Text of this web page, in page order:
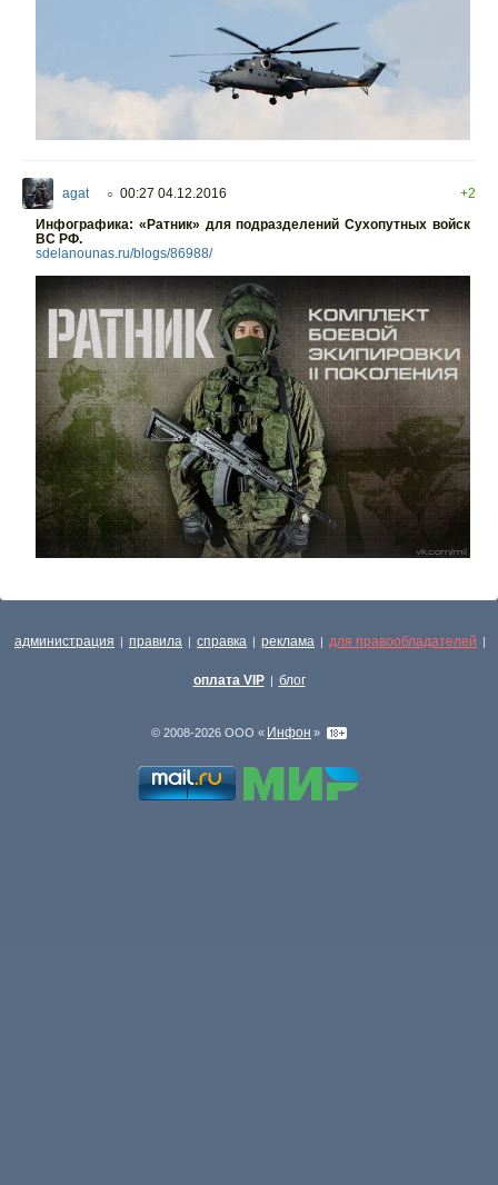
agat ○ 00:27 04.12.2016
+2
Инфографика: «Ратник» для подразделений Сухопутных войск
ВС РФ.
sdelanounas.ru/blogs/86988/
администрация | правила | справка | реклама | для правообладателей |
оплата VIP | блог
© 2008-2026 ООО « Инфон »